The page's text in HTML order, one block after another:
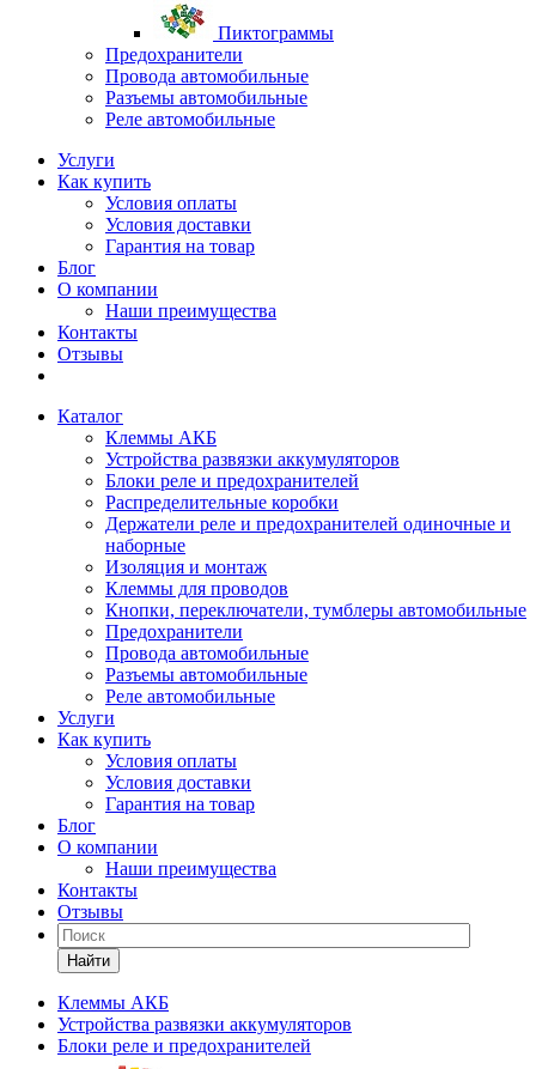
Пиктограммы
Предохранители
Провода автомобильные
Разъемы автомобильные
Реле автомобильные
Услуги
Как купить
Условия оплаты
Условия доставки
Гарантия на товар
Блог
О компании
Наши преимущества
Контакты
Отзывы
Каталог
Клеммы АКБ
Устройства развязки аккумуляторов
Блоки реле и предохранителей
Распределительные коробки
Держатели реле и предохранителей одиночные и
наборные
Изоляция и монтаж
Клеммы для проводов
Кнопки, переключатели, тумблеры автомобильные
Предохранители
Провода автомобильные
Разъемы автомобильные
Реле автомобильные
Услуги
Как купить
Условия оплаты
Условия доставки
Гарантия на товар
Блог
О компании
Наши преимущества
Контакты
Отзывы
Найти
Клеммы АКБ
Устройства развязки аккумуляторов
Блоки реле и предохранителей